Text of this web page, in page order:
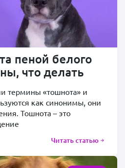
пеной белого
что делать
термины «тошнота» и
как синонимы, они
Тошнота – это
Читать статью